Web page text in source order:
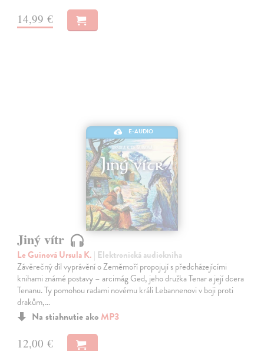
14,99 €
E-AUDIO
Jiný vítr
Le Guinová Ursula K. | Elektronická audiokniha
Závěrečný díl vyprávění o Zeměmoří propojují s předcházejícími
knihami známé postavy – arcimág Ged, jeho družka Tenar a její dcera
Tenanu. Ty pomohou radami novému králi Lebannenovi v boji proti
drakům,…
Na stiahnutie ako MP3
12,00 €